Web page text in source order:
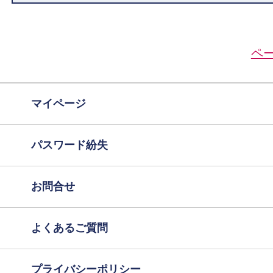
ペ
マイページ
パスワード紛失
お問合せ
よくあるご質問
プライバシーポリシー